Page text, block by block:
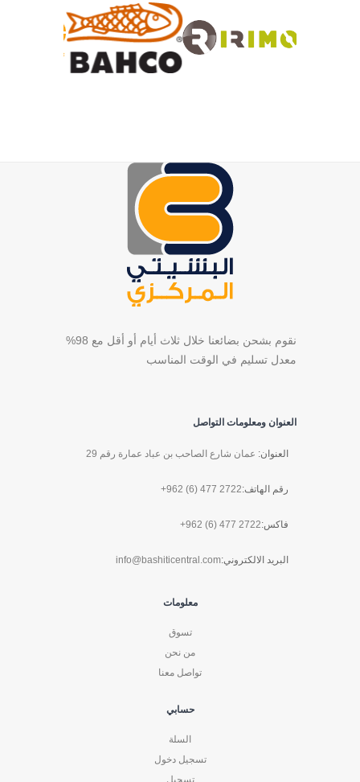
نقوم بشحن بضائعنا خلال ثلاث أيام أو أقل مع 98%
معدل تسليم في الوقت المناسب
العنوان ومعلومات التواصل
العنوان: عمان شارع الصاحب بن عباد عمارة رقم 29
رقم الهاتف:+962 (6) 477 2722
فاكس:+962 (6) 477 2722
البريد الالكتروني:info@bashiticentral.com
معلومات
تسوق
من نحن
تواصل معنا
حسابي
السلة
تسجيل دخول